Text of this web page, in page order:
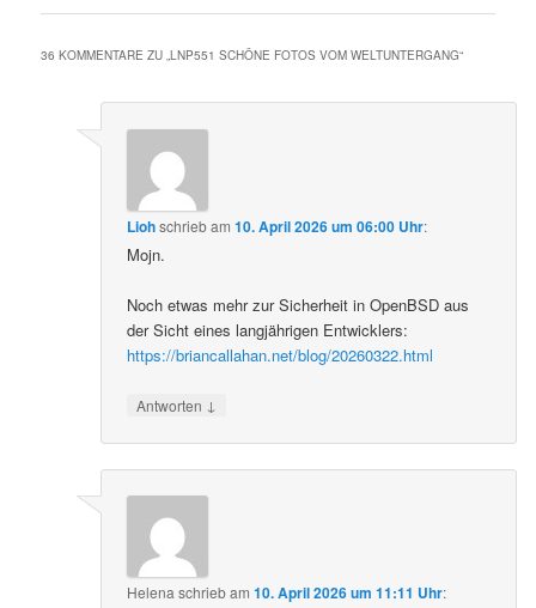
36 KOMMENTARE ZU „LNP551 SCHÖNE FOTOS VOM WELTUNTERGANG“
Liohschriebam10. April 2026 um 06:00 Uhr:
Mojn.
Noch etwas mehr zur Sicherheit in OpenBSD aus
der Sicht eines langjährigen Entwicklers:
https://briancallahan.net/blog/20260322.html
Antworten ↓
Helena schriebam10. April 2026 um 11:11 Uhr: